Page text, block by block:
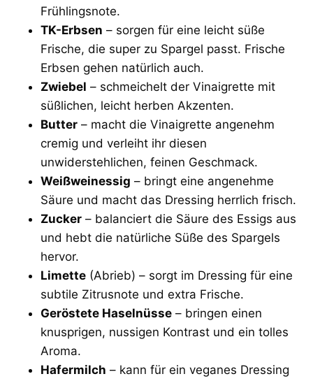
Frühlingsnote.
TK-Erbsen – sorgen für eine leicht süße
Frische, die super zu Spargel passt. Frische
Erbsen gehen natürlich auch.
Zwiebel – schmeichelt der Vinaigrette mit
süßlichen, leicht herben Akzenten.
Butter – macht die Vinaigrette angenehm
cremig und verleiht ihr diesen
unwiderstehlichen, feinen Geschmack.
Weißweinessig – bringt eine angenehme
Säure und macht das Dressing herrlich frisch.
Zucker – balanciert die Säure des Essigs aus
und hebt die natürliche Süße des Spargels
hervor.
Limette (Abrieb) – sorgt im Dressing für eine
subtile Zitrusnote und extra Frische.
Geröstete Haselnüsse – bringen einen
knusprigen, nussigen Kontrast und ein tolles
Aroma.
Hafermilch – kann für ein veganes Dressing